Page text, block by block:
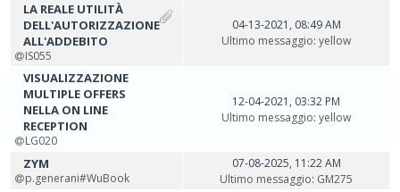
LA REALE UTILITÀ
DELL'AUTORIZZAZIONE
ALL'ADDEBITO
IS055
04-13-2021, 08:49 AM
Ultimo messaggio: yellow
VISUALIZZAZIONE
MULTIPLE OFFERS
NELLA ON LINE
RECEPTION
LG020
12-04-2021, 03:32 PM
Ultimo messaggio: yellow
ZYM
p.generani#WuBook
07-08-2025, 11:22 AM
Ultimo messaggio: GM275